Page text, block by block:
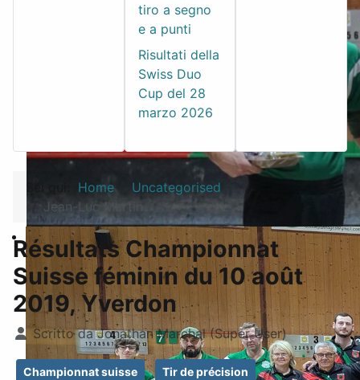
tiro a segno
e a punti
Risultati della
Swiss Duo
Cup del 28
marzo 2026
Home
Uncategorised
Jean-Luc Martin
Résultats Championnat
Suisse féminin du 10 août
2019, Yverdon
Dettagli
Scritto daJonathan Marchal (Super User)
Championnat suisse Tir de précision